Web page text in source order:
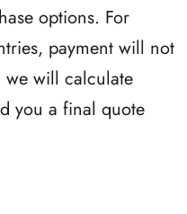
options. For
payment will not
we will calculate
you a final quote